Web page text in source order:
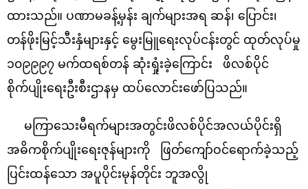
ထားသည်။ ပဏာမခန့်မှန်း ချက်များအရ ဆန်၊ ပြောင်း၊
တန်ဖိုးမြင့်သီးနှံများနှင့် မွေးမြူရေးလုပ်ငန်းတွင် ထုတ်လုပ်မှု
၁၀၉၉၉၇ မက်ထရစ်တန် ဆုံးရှုံးခဲ့ကြောင်း ဖိလစ်ပိုင်
စိုက်ပျိုးရေးဦးစီးဌာနမှ ထပ်လောင်းဖော်ပြသည်။
မကြာသေးမီရက်များအတွင်းဖိလစ်ပိုင်အလယ်ပိုင်းရှိ
အဓိကစိုက်ပျိုးရေးဇုန်များကို ဖြတ်ကျော်ဝင်ရောက်ခဲ့သည့်
ပြင်းထန်သော အပူပိုင်းမုန်တိုင်း ဘူအလွို